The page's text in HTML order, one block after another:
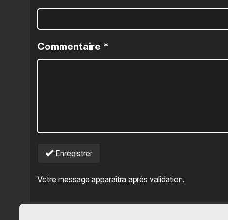
Commentaire *
Enregistrer
Votre message apparaîtra après validation.